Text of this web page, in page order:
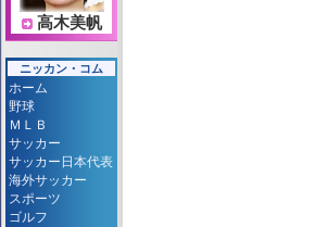
高木美帆
ニッカン・コム
ホーム
野球
ＭＬＢ
サッカー
サッカー日本代表
海外サッカー
スポーツ
ゴルフ